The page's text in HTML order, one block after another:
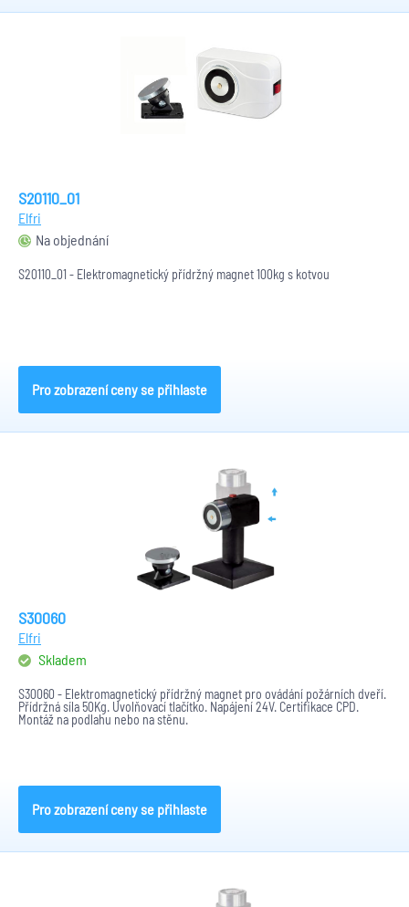
S20110_01
Elfri
Na objednání
S20110_01 - Elektromagnetický přídržný magnet 100kg s kotvou
Pro zobrazení ceny se přihlaste
S30060
Elfri
Skladem
S30060 - Elektromagnetický přídržný magnet pro ovádání požárních dveří.
Přídržná síla 50Kg. Uvolňovací tlačítko. Napájení 24V. Certifikace CPD.
Montáž na podlahu nebo na stěnu.
Pro zobrazení ceny se přihlaste